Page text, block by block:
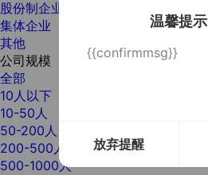
温馨提示
{{confirmmsg}}
放弃提醒
股份制企业
集体企业
其他
公司规模
全部
10人以下
10-50人
50-200人
200-500人
500-1000人